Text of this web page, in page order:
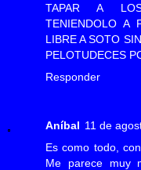
TAPAR A LOS
TENIENDOLO A
LIBRE A SOTO
PELOTUDECES
Responder
Aníbal 11 de
Es como todo,
Me parece muy